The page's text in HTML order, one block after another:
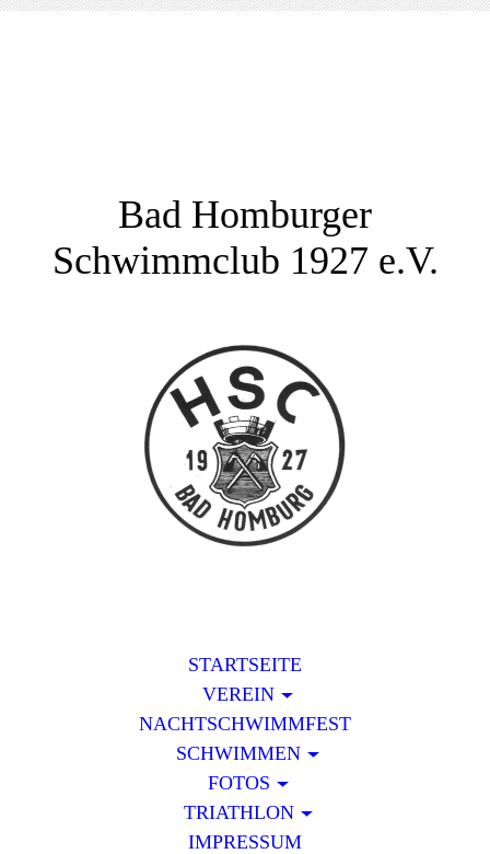
Bad Homburger
Schwimmclub 1927 e.V.
STARTSEITE
VEREIN
NACHTSCHWIMMFEST
SCHWIMMEN
FOTOS
TRIATHLON
IMPRESSUM